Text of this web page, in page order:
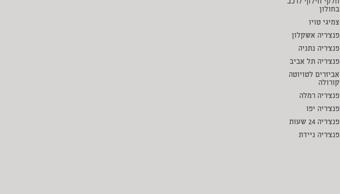
חלקי חילוף לרכב
בחולון
צמיגי טויו
פנצ'ריה אשקלון
פנצ'ריה נתניה
פנצ'ריה תל אביב
אביזרים לטויוטה
קורולה
פנצ'ריה רמלה
פנצ'ריה יפו
פנצ'ריה 24 שעות
פנצ'ריה ניידת